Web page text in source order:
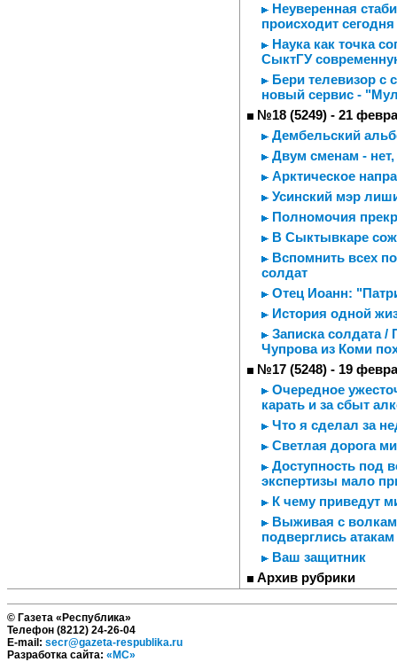
Неуверенная
происходит
Наука как точка
СыктГУ
Бери телевизор с
новый сервис -
№18 (5249) - 21
Дембельский
Двум сменам -
Арктическое
Усинский мэр
Полномочия
В Сыктывкаре
Вспомнить всех
солдат
Отец Иоанн:
История одной
Записка солдата
Чупрова из Коми
№17 (5248) - 19
Очередное
карать и за сбыт
Что я сделал за
Светлая дорога
Доступность под
экспертизы мало
К чему приведут
Выживая с
подверглись
Ваш защитник
Архив рубрики
© Газета «Республика»
Телефон (8212) 24-26-04
E-mail: secr@gazeta-respublika.ru
Разработка сайта: «МС»